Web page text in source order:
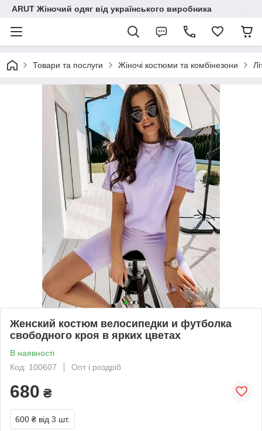
ARUT Жіночий одяг від українського виробника
Товари та послуги Жіночі костюми та комбінезони
Женский костюм велосипедки и футболка
свободного кроя в ярких цветах
В наявності
Код: 100607
Опт і роздріб
680 ₴
600 ₴ від 3 шт.